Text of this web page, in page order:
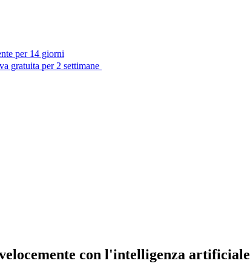
per 14 giorni
gratuita per 2 settimane
con l'intelligenza artificiale